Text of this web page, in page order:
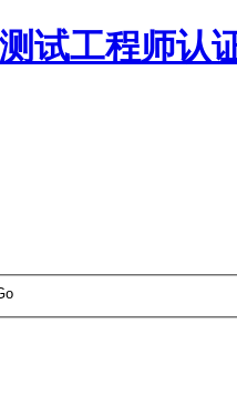
试工程师认